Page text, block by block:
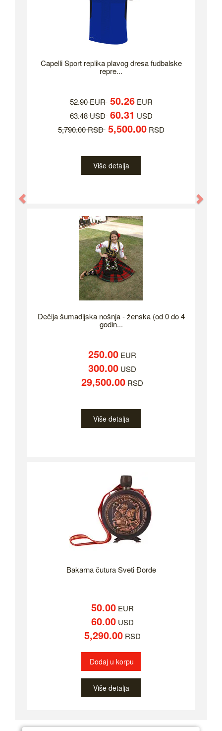
Capelli Sport replika plavog dresa fudbalske
repre...
52.90 EUR 50.26EUR
63.48 USD 60.31 USD
5,790.00 RSD 5,500.00RSD
Više detalja
Dečija šumadijska nošnja - ženska (od 0 do 4
godin...
250.00 EUR
300.00 USD
29,500.00 RSD
Više detalja
Bakarna čutura Sveti Đorde
50.00EUR
60.00USD
5,290.00RSD
Dodaj u korpu
Više detalja